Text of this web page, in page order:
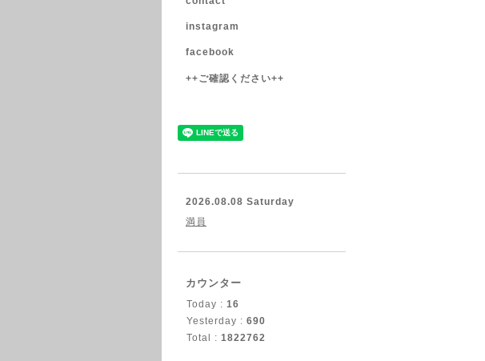
instagram
facebook
++ご確認ください++
2026.08.08 Saturday
満員
カウンター
Today : 16
Yesterday : 690
Total : 1822762